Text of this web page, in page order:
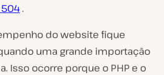
.
do website fique
uma grande importação
Isso ocorre porque o PHP e o